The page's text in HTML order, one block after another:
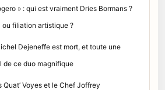
» : qui est vraiment Dries Bormans ?
filiation artistique ?
Dejeneffe est mort, et toute une
de ce duo magnifique
Quat’ Voyes et le Chef Joffrey